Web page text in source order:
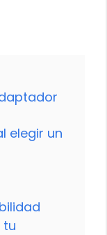
elegir un
tu